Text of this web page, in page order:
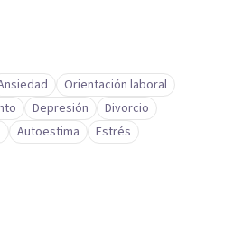
Orientación laboral
Depresión
Divorcio
Autoestima Estrés